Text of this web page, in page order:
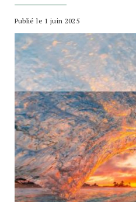
Publié le 1 juin 2025